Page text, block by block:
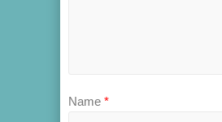
Name *